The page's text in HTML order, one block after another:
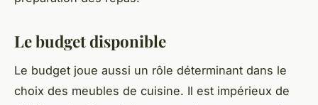
Le budget disponible
Le budget joue aussi un rôle déterminant dans le
choix des meubles de cuisine. Il est impérieux de